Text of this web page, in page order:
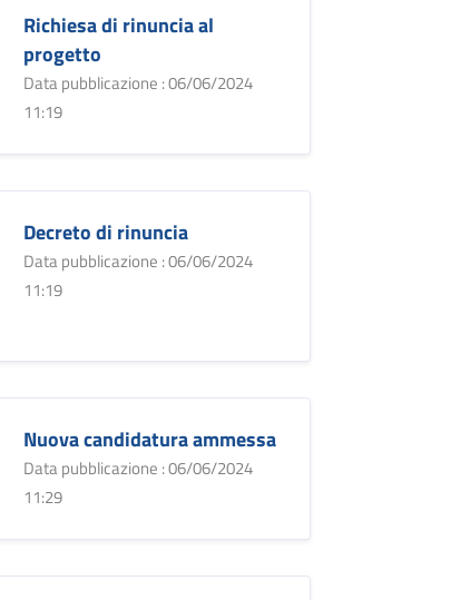
Richiesa di rinuncia al
progetto
Data pubblicazione : 06/06/2024
11:19
Decreto di rinuncia
Data pubblicazione : 06/06/2024
11:19
Nuova candidatura ammessa
Data pubblicazione : 06/06/2024
11:29